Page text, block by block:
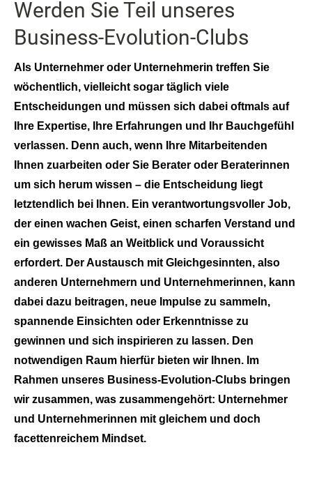
Werden Sie Teil unseres
Business-Evolution-Clubs
Als Unternehmer oder Unternehmerin treffen Sie
wöchentlich, vielleicht sogar täglich viele
Entscheidungen und müssen sich dabei oftmals auf
Ihre Expertise, Ihre Erfahrungen und Ihr Bauchgefühl
verlassen. Denn auch, wenn Ihre Mitarbeitenden
Ihnen zuarbeiten oder Sie Berater oder Beraterinnen
um sich herum wissen – die Entscheidung liegt
letztendlich bei Ihnen. Ein verantwortungsvoller Job,
der einen wachen Geist, einen scharfen Verstand und
ein gewisses Maß an Weitblick und Voraussicht
erfordert. Der Austausch mit Gleichgesinnten, also
anderen Unternehmern und Unternehmerinnen, kann
dabei dazu beitragen, neue Impulse zu sammeln,
spannende Einsichten oder Erkenntnisse zu
gewinnen und sich inspirieren zu lassen. Den
notwendigen Raum hierfür bieten wir Ihnen. Im
Rahmen unseres Business-Evolution-Clubs bringen
wir zusammen, was zusammengehört: Unternehmer
und Unternehmerinnen mit gleichem und doch
facettenreichem Mindset.